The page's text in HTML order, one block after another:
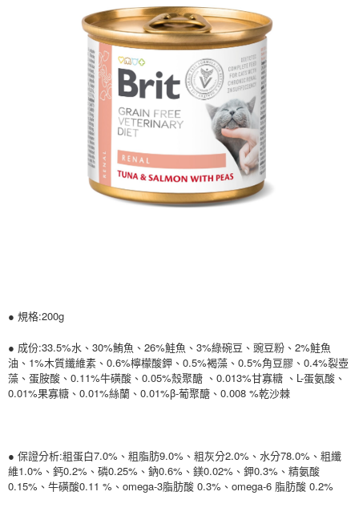
ATM／網路銀行／等多元方式進行付款，方視為交易完成。
※ 請注意：結帳手續完成當下不需立刻繳費，但若您需要取消訂單，請聯絡
購買商品的店家。未經商家同意取消之訂單仍視為有效，需透過AFTEE先享
後付繳納相關費用。
※ 交易是否成功請以「AFTEE先享後付 」之結帳頁面顯示為準，若有關於
是否繳費成功／繳費後需取消欲退款等相關疑問，請聯繫「AFTEE先享後付
https://netprotections.freshdesk.com/support/home
１．透過由恩沛科技股份有限公司提供之「AFTEE先享後付」服務完成之交
易，需依本服務之必要範圍內提供個人資料，並將交易相關給付款項請求債
權轉讓予恩沛科技股份有限公司。
２．關於個人資料處理事宜，請瀏覽以下網址：
https://aftee.tw/terms/#terms3
３．未成年的使用者請事先徵得法定代理人或監護人之同意方可使用
恩沛科技股份有限公司將有權停止該用戶之使用額度並採取法律行動。
每筆NT$70，滿NT$1,111(含以上)免運費
付款後7-11取貨
每筆NT$60，滿NT$1,111(含以上)免運費
每筆NT$110，滿NT$2,100(含以上)免運費
● 規格:200g
● 成份:33.5%水、30%鮪魚、26%鮭魚、3%綠碗豆、豌豆粉、2%鮭魚
油、1%木質纖維素、0.6%檸檬酸鉀、0.5%褐藻、0.5%角豆膠、0.4%裂壺
藻、蛋胺酸、0.11%牛磺酸、0.05%殼聚醣 、0.013%甘寡糖 、L-蛋氨酸、
0.01%果寡糖、0.01%絲蘭、0.01%β-葡聚醣、0.008 %乾沙棘
● 保證分析:粗蛋白7.0%、粗脂肪9.0%、粗灰分2.0%、水分78.0%、粗纖
維1.0%、鈣0.2%、磷0.25%、鈉0.6%、鎂0.02%、鉀0.3%、精氨酸
0.15%、牛磺酸0.11 %、omega-3脂肪酸 0.3%、omega-6 脂肪酸 0.2%